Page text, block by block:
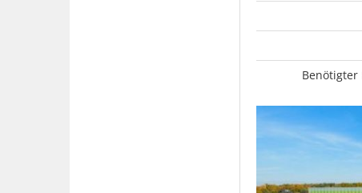
Benötigter